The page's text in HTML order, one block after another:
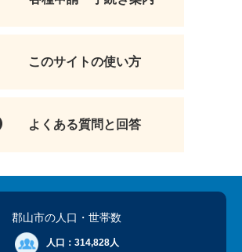
このサイトの使い方
よくある質問と回答
郡山市の人口 ・世帯数
人口： 314,828人